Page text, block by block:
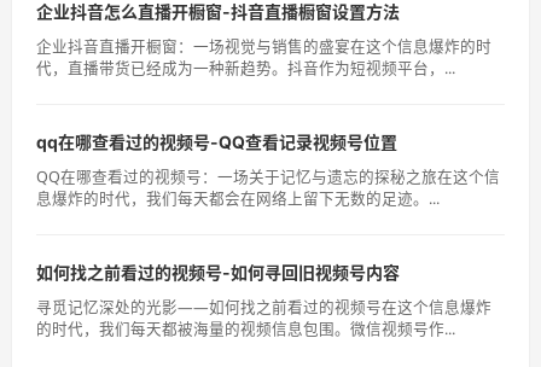
企业抖音怎么直播开橱窗-抖音直播橱窗设置方法
企业抖音直播开橱窗：一场视觉与销售的盛宴在这个信息爆炸的时
代，直播带货已经成为一种新趋势。抖音作为短视频平台，...
qq在哪查看过的视频号-QQ查看记录视频号位置
QQ在哪查看过的视频号：一场关于记忆与遗忘的探秘之旅在这个信
息爆炸的时代，我们每天都会在网络上留下无数的足迹。...
如何找之前看过的视频号-如何寻回旧视频号内容
寻觅记忆深处的光影——如何找之前看过的视频号在这个信息爆炸
的时代，我们每天都被海量的视频信息包围。微信视频号作...